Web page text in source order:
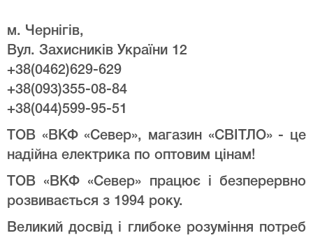
м. Чернігів,
Вул. Захисників України 12
+38(0462)629-629
+38(093)355-08-84
+38(044)599-95-51
ТОВ «ВКФ «Север», магазин «СВІТЛО» - це
надійна електрика по оптовим цінам!
ТОВ «ВКФ «Север» працює і безперервно
розвивається з 1994 року.
Великий досвід і глибоке розуміння потреб